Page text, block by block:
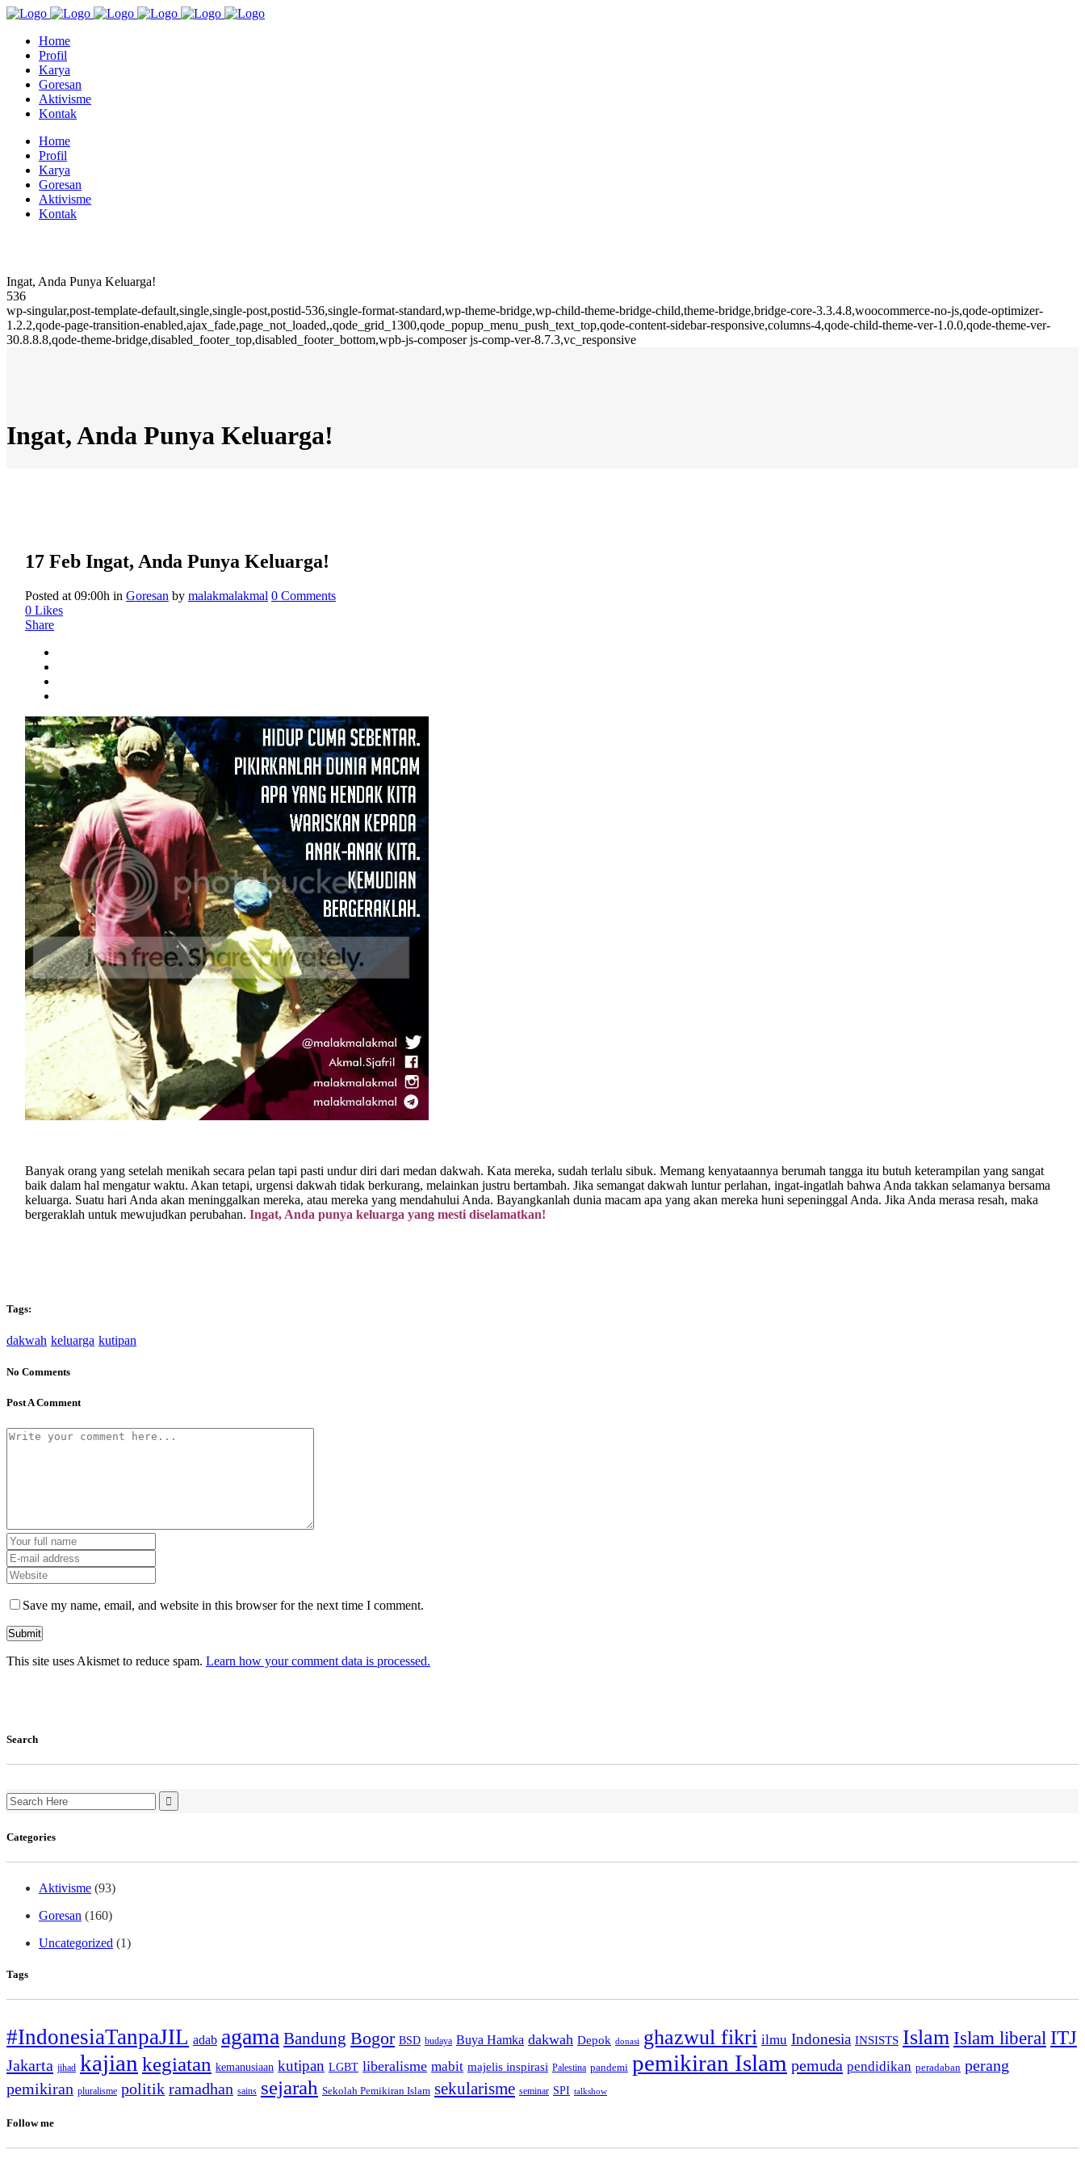
Home
Profil
Karya
Goresan
Aktivisme
Kontak
Home
Profil
Karya
Goresan
Aktivisme
Kontak
Ingat, Anda Punya Keluarga!
536
wp-singular,post-template-default,single,single-post,postid-536,single-format-standard,wp-theme-bridge,wp-child-theme-bridge-child,theme-bridge,bridge-core-3.3.4.8,woocommerce-no-js,qode-optimizer-
1.2.2,qode-page-transition-enabled,ajax_fade,page_not_loaded,,qode_grid_1300,qode_popup_menu_push_text_top,qode-content-sidebar-responsive,columns-4,qode-child-theme-ver-1.0.0,qode-theme-ver-
30.8.8.8,qode-theme-bridge,disabled_footer_top,disabled_footer_bottom,wpb-js-composer js-comp-ver-8.7.3,vc_responsive
Ingat, Anda Punya Keluarga!
17 Feb Ingat, Anda Punya Keluarga!
Posted at 09:00h in Goresan by malakmalakmal 0 Comments
0 Likes
Share
Banyak orang yang setelah menikah secara pelan tapi pasti undur diri dari medan dakwah. Kata mereka, sudah terlalu sibuk. Memang kenyataannya berumah tangga itu butuh keterampilan yang sangat
baik dalam hal mengatur waktu. Akan tetapi, urgensi dakwah tidak berkurang, melainkan justru bertambah. Jika semangat dakwah luntur perlahan, ingat-ingatlah bahwa Anda takkan selamanya bersama
keluarga. Suatu hari Anda akan meninggalkan mereka, atau mereka yang mendahului Anda. Bayangkanlah dunia macam apa yang akan mereka huni sepeninggal Anda. Jika Anda merasa resah, maka
bergeraklah untuk mewujudkan perubahan. Ingat, Anda punya keluarga yang mesti diselamatkan!
Tags:
dakwah keluarga kutipan
No Comments
Post A Comment
Save my name, email, and website in this browser for the next time I comment.
This site uses Akismet to reduce spam. Learn how your comment data is processed.
Search
Search
for:
Categories
Aktivisme (93)
Goresan (160)
Uncategorized (1)
Tags
#IndonesiaTanpaJIL adab agama Bandung Bogor BSD budaya Buya Hamka dakwah Depok donasi ghazwul fikri ilmu Indonesia INSISTS Islam Islam liberal ITJ
Jakarta jihad kajian kegiatan kemanusiaan kutipan LGBT liberalisme mabit majelis inspirasi Palestina pandemi pemikiran Islam pemuda pendidikan peradaban perang
pemikiran pluralisme politik ramadhan sains sejarah Sekolah Pemikiran Islam sekularisme seminar SPI talkshow
Follow me